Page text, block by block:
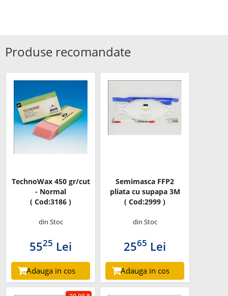
Produse recomandate
TechnoWax 450 gr/cut
- Normal
( Cod:3186 )
din Stoc
5525 Lei
Adauga in cos
Semimasca FFP2
pliata cu supapa 3M
( Cod:2999 )
din Stoc
2565 Lei
Adauga in cos